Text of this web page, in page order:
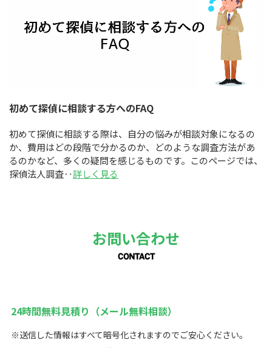
初めて探偵に相談する方へのFAQ
初めて探偵に相談する際は、自分の悩みが相談対象になるの
か、費用はどの段階で分かるのか、どのような調査方法があ
るのかなど、多くの疑問を感じるものです。このページでは、
探偵法人調査‥詳しく見る
お問い合わせ
CONTACT
24時間無料見積り（メール無料相談）
※送信した情報はすべて暗号化されますのでご安心ください。